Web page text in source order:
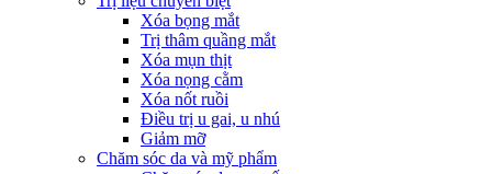
Xóa bọng mắt
Trị thâm quầng mắt
Xóa mụn thịt
Xóa nọng cằm
Xóa nốt ruồi
Điều trị u gai, u nhú
Giảm mỡ
Chăm sóc da và mỹ phẩm